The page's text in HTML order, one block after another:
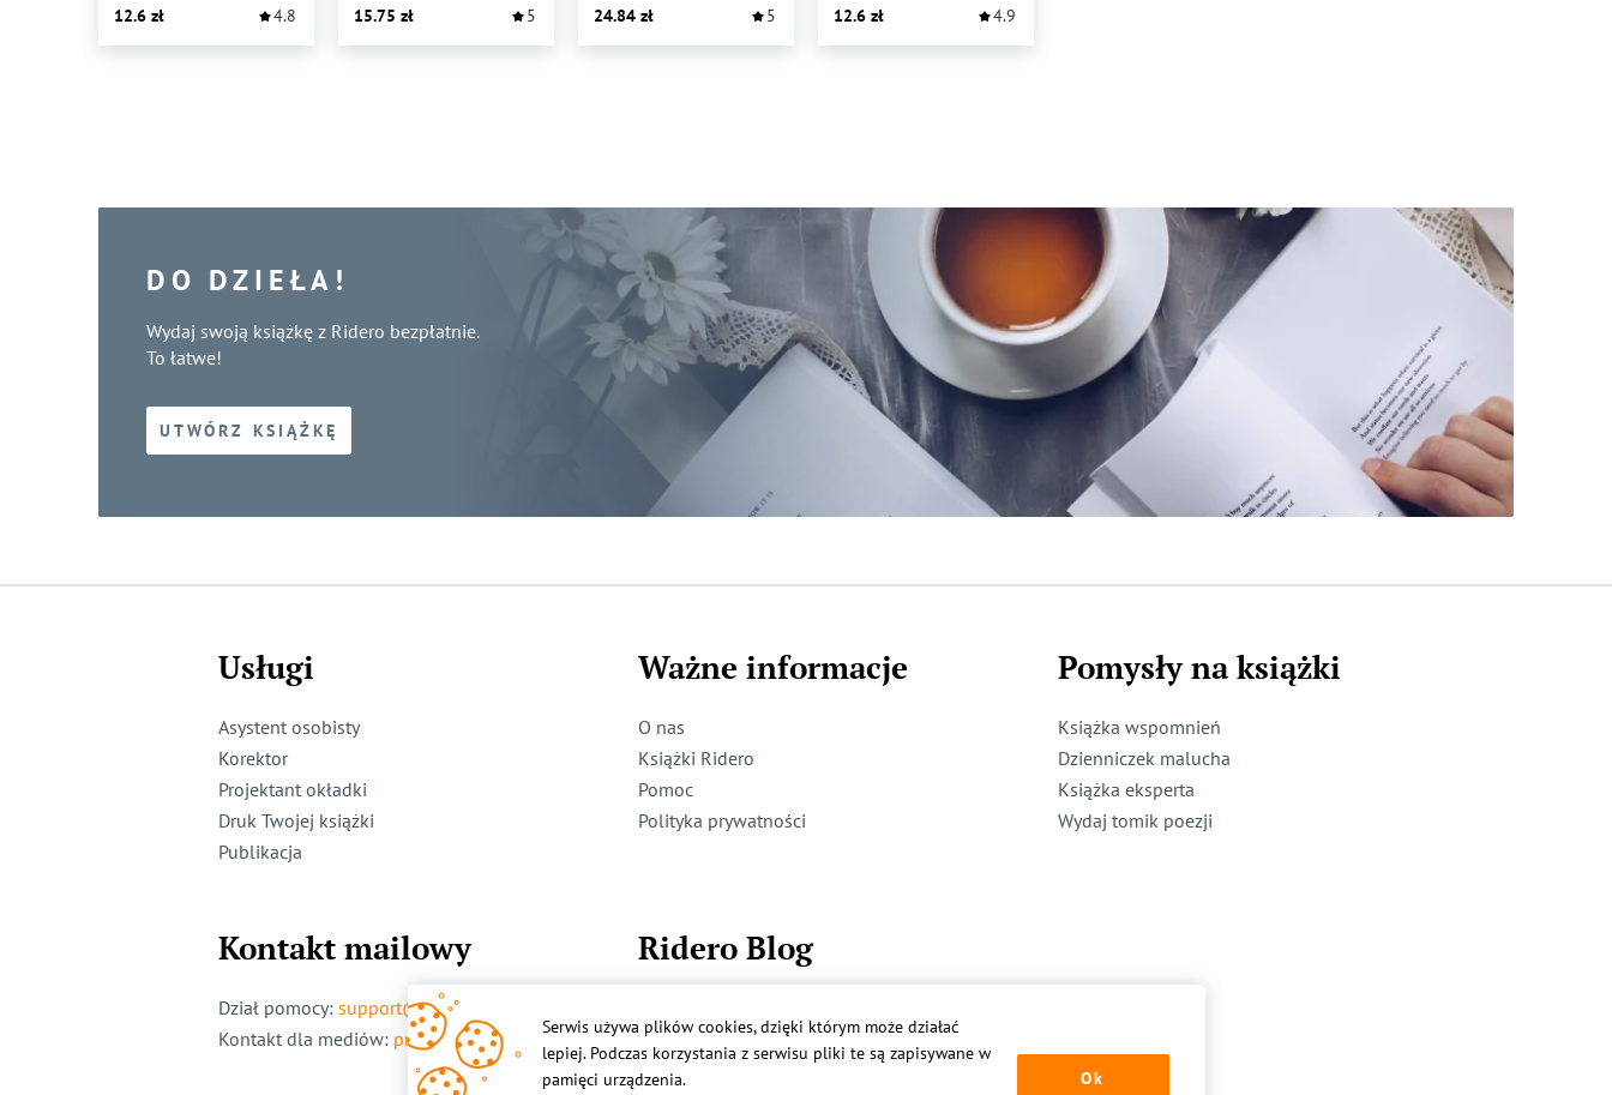
12.6 4.8 15.75 5 24.84 5
12.6
4.9
DO DZIEŁA!
Wydaj swoją książkę z Ridero bezpłatnie.
To łatwe!
UTWÓRZ KSIĄŻKĘ
Usługi
Asystent osobisty
Korektor
Projektant okładki
Druk Twojej książki
Publikacja
Ważne informacje
O nas
Książki Ridero
Pomoc
Polityka prywatności
Pomysły na książki
Książka wspomnień
Dzienniczek malucha
Książka eksperta
Wydaj tomik poezji
Kontakt mailowy
Dział pomocy: support@ridero.pl
Kontakt dla mediów: pr@ridero.pl
Ridero Blog
Więcej
Serwis używa plików cookies, dzięki którym może działać
lepiej. Podczas korzystania z serwisu pliki te są zapisywane w
pamięci urządzenia.
Ok